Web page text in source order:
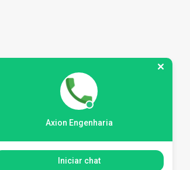
Axion Engenharia
Iniciar chat